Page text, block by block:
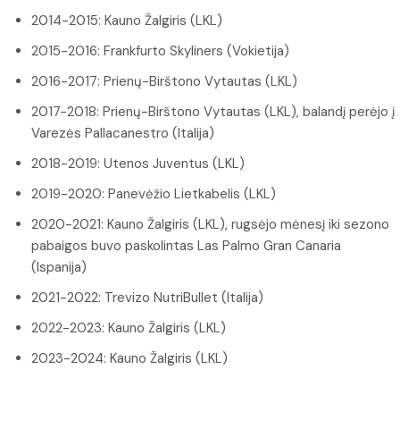
2014-2015: Kauno Žalgiris (LKL)
2015-2016: Frankfurto Skyliners (Vokietija)
2016-2017: Prienų-Birštono Vytautas (LKL)
2017-2018: Prienų-Birštono Vytautas (LKL), balandį perėjo į
Varezės Pallacanestro (Italija)
2018-2019: Utenos Juventus (LKL)
2019-2020: Panevėžio Lietkabelis (LKL)
2020-2021: Kauno Žalgiris (LKL), rugsėjo mėnesį iki sezono
pabaigos buvo paskolintas Las Palmo Gran Canaria
(Ispanija)
2021-2022: Trevizo NutriBullet (Italija)
2022-2023: Kauno Žalgiris (LKL)
2023-2024: Kauno Žalgiris (LKL)